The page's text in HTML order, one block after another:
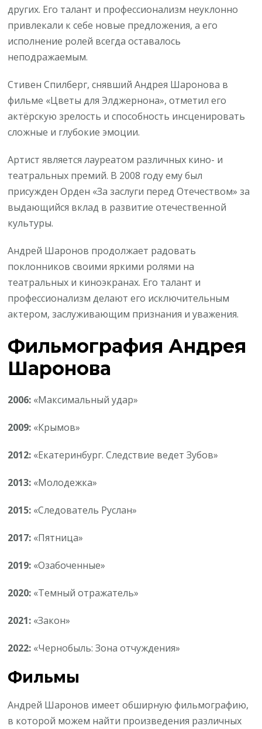
других. Его талант и профессионализм неуклонно
привлекали к себе новые предложения, а его
исполнение ролей всегда оставалось
неподражаемым.
Стивен Спилберг, снявший Андрея Шаронова в
фильме «Цветы для Элджернона», отметил его
актёрскую зрелость и способность инсценировать
сложные и глубокие эмоции.
Артист является лауреатом различных кино- и
театральных премий. В 2008 году ему был
присужден Орден «За заслуги перед Отечеством» за
выдающийся вклад в развитие отечественной
культуры.
Андрей Шаронов продолжает радовать
поклонников своими яркими ролями на
театральных и киноэкранах. Его талант и
профессионализм делают его исключительным
актером, заслуживающим признания и уважения.
Фильмография Андрея
Шаронова
2006: «Максимальный удар»
2009: «Крымов»
2012: «Екатеринбург. Следствие ведет Зубов»
2013: «Молодежка»
2015: «Следователь Руслан»
2017: «Пятница»
2019: «Озабоченные»
2020: «Темный отражатель»
2021: «Закон»
2022: «Чернобыль: Зона отчуждения»
Фильмы
Андрей Шаронов имеет обширную фильмографию,
в которой можем найти произведения различных